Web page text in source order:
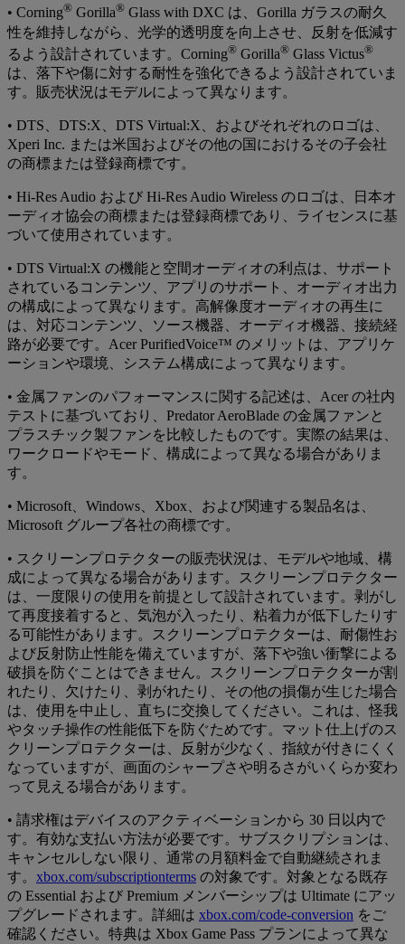
• Corning® Gorilla® Glass with DXC は、Gorilla ガラスの耐久
性を維持しながら、光学的透明度を向上させ、反射を低減す
るよう設計されています。Corning® Gorilla® Glass Victus®
は、落下や傷に対する耐性を強化できるよう設計されていま
す。販売状況はモデルによって異なります。
• DTS、DTS:X、DTS Virtual:X、およびそれぞれのロゴは、
Xperi Inc. または米国およびその他の国におけるその子会社
の商標または登録商標です。
• Hi-Res Audio および Hi-Res Audio Wireless のロゴは、日本オ
ーディオ協会の商標または登録商標であり、ライセンスに基
づいて使用されています。
• DTS Virtual:X の機能と空間オーディオの利点は、サポート
されているコンテンツ、アプリのサポート、オーディオ出力
の構成によって異なります。高解像度オーディオの再生に
は、対応コンテンツ、ソース機器、オーディオ機器、接続経
路が必要です。Acer PurifiedVoice™ のメリットは、アプリケ
ーションや環境、システム構成によって異なります。
• 金属ファンのパフォーマンスに関する記述は、Acer の社内
テストに基づいており、Predator AeroBlade の金属ファンと
プラスチック製ファンを比較したものです。実際の結果は、
ワークロードやモード、構成によって異なる場合がありま
す。
• Microsoft、Windows、Xbox、および関連する製品名は、
Microsoft グループ各社の商標です。
• スクリーンプロテクターの販売状況は、モデルや地域、構
成によって異なる場合があります。スクリーンプロテクター
は、一度限りの使用を前提として設計されています。剥がし
て再度接着すると、気泡が入ったり、粘着力が低下したりす
る可能性があります。スクリーンプロテクターは、耐傷性お
よび反射防止性能を備えていますが、落下や強い衝撃による
破損を防ぐことはできません。スクリーンプロテクターが割
れたり、欠けたり、剥がれたり、その他の損傷が生じた場合
は、使用を中止し、直ちに交換してください。これは、怪我
やタッチ操作の性能低下を防ぐためです。マット仕上げのス
クリーンプロテクターは、反射が少なく、指紋が付きにくく
なっていますが、画面のシャープさや明るさがいくらか変わ
って見える場合があります。
• 請求権はデバイスのアクティベーションから 30 日以内で
す。有効な支払い方法が必要です。サブスクリプションは、
キャンセルしない限り、通常の月額料金で自動継続されま
す。 xbox.com/subscriptionterms の対象です。対象となる既存
の Essential および Premium メンバーシップは Ultimate にアッ
プグレードされます。詳細は xbox.com/code-conversion をご
確認ください。特典は Xbox Game Pass プランによって異な